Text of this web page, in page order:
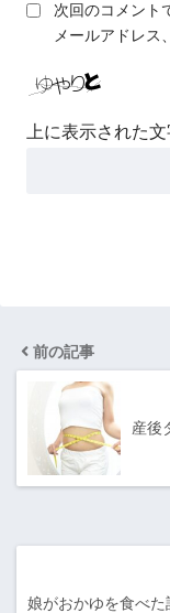
次回のコメント
メールアドレス
上に表示された
前の記事
産後
娘がおかゆを食べた